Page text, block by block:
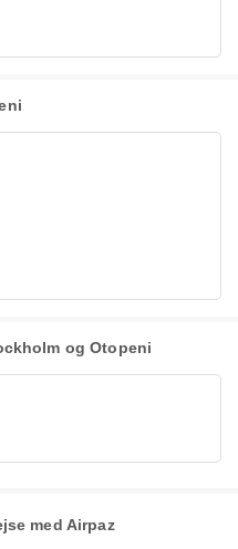
og Otopeni
med Airpaz